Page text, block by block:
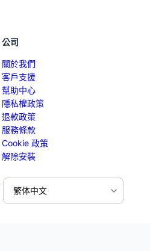
公司
關於我們
客戶支援
幫助中心
隱私權政策
退款政策
服務條款
Cookie 政策
解除安裝